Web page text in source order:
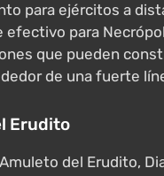
para ejércitos a
para
que pueden
de una fuerte
Erudito
del Erudito,